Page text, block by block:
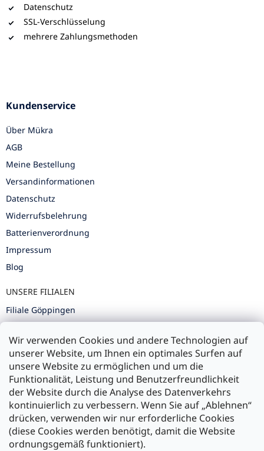
Wir verwenden Cookies und andere Technologien auf
unserer Website, um Ihnen ein optimales Surfen auf
unsere Website zu ermöglichen und um die
Funktionalität, Leistung und Benutzerfreundlichkeit
der Website durch die Analyse des Datenverkehrs
kontinuierlich zu verbessern. Wenn Sie auf „Ablehnen“
drücken, verwenden wir nur erforderliche Cookies
(diese Cookies werden benötigt, damit die Website
ordnungsgemäß funktioniert).
Datenschutz
SSL-Verschlüsselung
mehrere Zahlungsmethoden
Kundenservice
Über Mükra
AGB
Meine Bestellung
Versandinformationen
Datenschutz
Widerrufsbelehrung
Batterienverordnung
Impressum
Blog
UNSERE FILIALEN
Filiale Göppingen
Filiale Ulm
Zahlung und Versand
Versand mit: